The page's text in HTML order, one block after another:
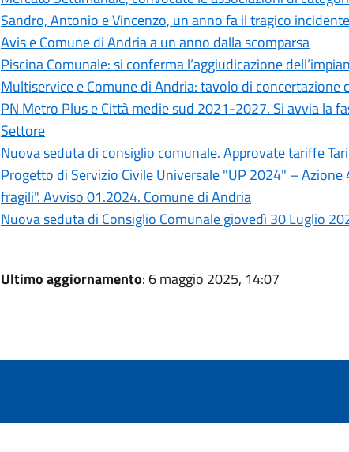
Sandro, Antonio e Vincenzo, un anno fa il tragico
Avis e Comune di Andria a un anno dalla scomparsa
Piscina Comunale: si conferma l’aggiudicazione
Multiservice e Comune di Andria: tavolo di concertazione
PN Metro Plus e Città medie sud 2021-2027. Si avvia la
Settore
Nuova seduta di consiglio comunale. Approvate tariffe
Progetto di Servizio Civile Universale "UP 2024" –
fragili". Avviso 01.2024. Comune di Andria
Nuova seduta di Consiglio Comunale giovedì 30 Luglio
Ultimo aggiornamento: 6 maggio 2025, 14:07